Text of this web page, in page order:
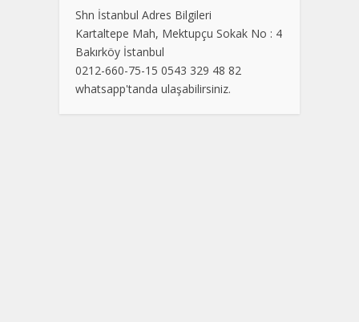
Shn İstanbul Adres Bilgileri
Kartaltepe Mah, Mektupçu Sokak No : 4
Bakırköy İstanbul
0212-660-75-15 0543 329 48 82
whatsapp'tanda ulaşabilirsiniz.